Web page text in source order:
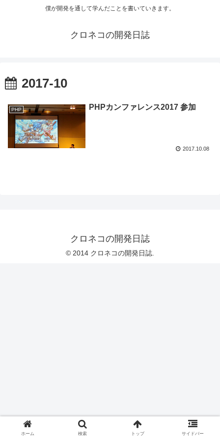
僕が開発を通して学んだことを書いていきます。
クロネコの開発日誌
2017-10
PHP PHPカンファレンス2017 参加
2017.10.08
クロネコの開発日誌
© 2014 クロネコの開発日誌.
ホーム 検索 トップ サイドバー